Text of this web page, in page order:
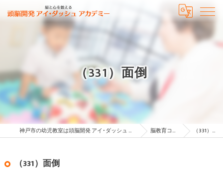
（331）面倒
神戸市の幼児教室は頭脳開発 アイ･ダッシュ アカデミー 脳教育コラム （331）面倒
（331）面倒